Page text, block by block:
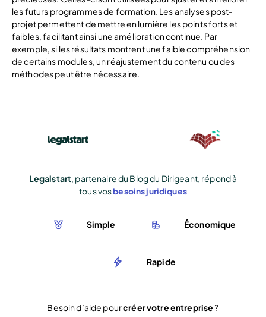
les futurs programmes de formation. Les analyses post-
projet permettent de mettre en lumière les points forts et
faibles, facilitant ainsi une amélioration continue. Par
exemple, si les résultats montrent une faible compréhension
de certains modules, un réajustement du contenu ou des
méthodes peut être nécessaire.
Legalstart, partenaire du Blog du Dirigeant, répond à
tous vosbesoins juridiques
Simple Économique
Rapide
Besoin d’aide pourcréer votre entreprise?